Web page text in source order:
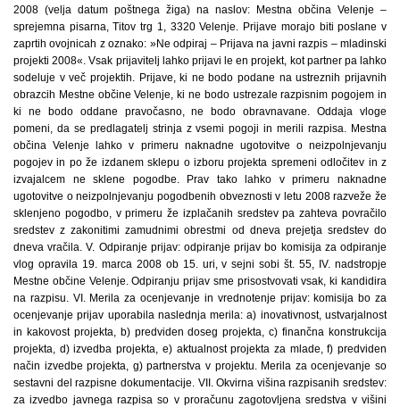
2008 (velja datum poštnega žiga) na naslov: Mestna občina Velenje –
sprejemna pisarna, Titov trg 1, 3320 Velenje. Prijave morajo biti poslane v
zaprtih ovojnicah z oznako: »Ne odpiraj – Prijava na javni razpis – mladinski
projekti 2008«. Vsak prijavitelj lahko prijavi le en projekt, kot partner pa lahko
sodeluje v več projektih. Prijave, ki ne bodo podane na ustreznih prijavnih
obrazcih Mestne občine Velenje, ki ne bodo ustrezale razpisnim pogojem in
ki ne bodo oddane pravočasno, ne bodo obravnavane. Oddaja vloge
pomeni, da se predlagatelj strinja z vsemi pogoji in merili razpisa. Mestna
občina Velenje lahko v primeru naknadne ugotovitve o neizpolnjevanju
pogojev in po že izdanem sklepu o izboru projekta spremeni odločitev in z
izvajalcem ne sklene pogodbe. Prav tako lahko v primeru naknadne
ugotovitve o neizpolnjevanju pogodbenih obveznosti v letu 2008 razveže že
sklenjeno pogodbo, v primeru že izplačanih sredstev pa zahteva povračilo
sredstev z zakonitimi zamudnimi obrestmi od dneva prejetja sredstev do
dneva vračila. V. Odpiranje prijav: odpiranje prijav bo komisija za odpiranje
vlog opravila 19. marca 2008 ob 15. uri, v sejni sobi št. 55, IV. nadstropje
Mestne občine Velenje. Odpiranju prijav sme prisostvovati vsak, ki kandidira
na razpisu. VI. Merila za ocenjevanje in vrednotenje prijav: komisija bo za
ocenjevanje prijav uporabila naslednja merila: a) inovativnost, ustvarjalnost
in kakovost projekta, b) predviden doseg projekta, c) finančna konstrukcija
projekta, d) izvedba projekta, e) aktualnost projekta za mlade, f) predviden
način izvedbe projekta, g) partnerstva v projektu. Merila za ocenjevanje so
sestavni del razpisne dokumentacije. VII. Okvirna višina razpisanih sredstev:
za izvedbo javnega razpisa so v proračunu zagotovljena sredstva v višini